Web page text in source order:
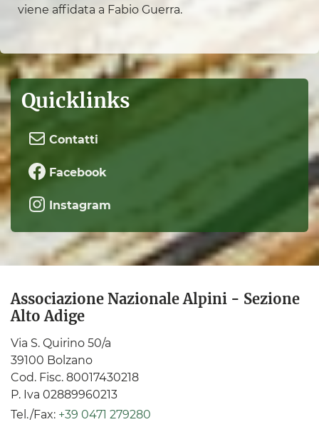
viene affidata a Fabio Guerra.
Quicklinks
Contatti
Facebook
Instagram
Associazione Nazionale Alpini - Sezione
Alto Adige
Via S. Quirino 50/a
39100 Bolzano
Cod. Fisc. 80017430218
P. Iva 02889960213
Tel./Fax: +39 0471 279280